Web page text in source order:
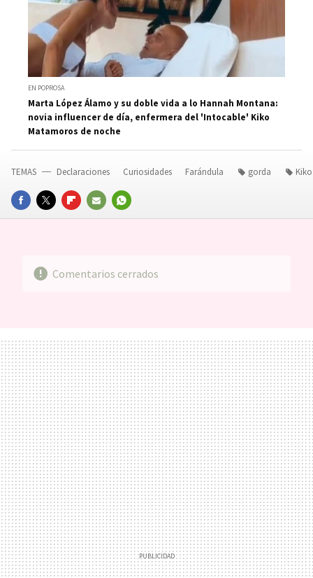
EN POPROSA
Marta López Álamo y su doble vida a lo Hannah Montana:
novia influencer de día, enfermera del 'Intocable' Kiko
Matamoros de noche
FACEBOOKTWITTERFLIPBOARD
E-
WHATSAPP
TEMAS Declaraciones Curiosidades Farándula gorda
Comentarios cerrados